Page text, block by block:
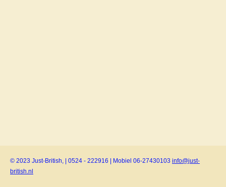
© 2023 Just-British, | 0524 - 222916 | Mobiel 06-27430103 info@just-
british.nl